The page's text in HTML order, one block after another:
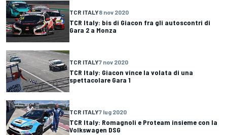
TCR ITALY8 nov 2020
TCR Italy: bis di Giacon fra gli autoscontri di
Gara 2 a Monza
TCR ITALY7 nov 2020
TCR Italy: Giacon vince la volata di una
spettacolare Gara 1
TCR ITALY7 lug 2020
TCR Italy: Romagnoli e Proteam insieme con la
Volkswagen DSG